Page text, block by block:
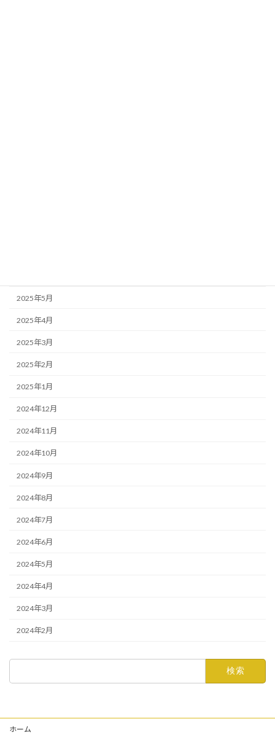
2025年5月
2025年4月
2025年3月
2025年2月
2025年1月
2024年12月
2024年11月
2024年10月
2024年9月
2024年8月
2024年7月
2024年6月
2024年5月
2024年4月
2024年3月
2024年2月
ホーム